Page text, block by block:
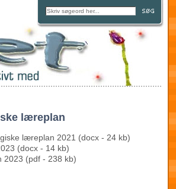
læreplan
læreplan 2021 (docx - 24 kb)
(docx - 14 kb)
2023 (pdf - 238 kb)